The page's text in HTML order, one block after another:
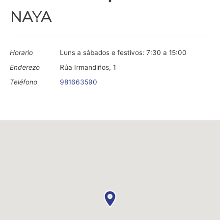
NAYA
Horario
Luns a sábados e festivos: 7:30 a 15:00
Enderezo
Rúa Irmandiños, 1
Teléfono
981663590